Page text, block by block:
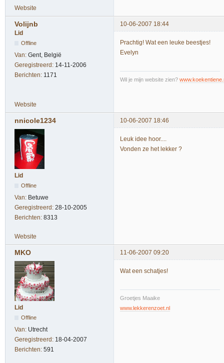
Website
Volijnb
10-06-2007 18:44
Lid
Offline
Van: Gent, België
Geregistreerd: 14-11-2006
Berichten: 1171
Prachtig! Wat een leuke beestjes!
Evelyn
Wil je mijn website zien?
Website
nnicole1234 10-06-2007 18:46
Lid
Offline
Van: Betuwe
Geregistreerd: 28-10-2005
Berichten: 8313
Leuk idee hoor....
Vonden ze het lekker ?
Website
MKO 11-06-2007 09:20
Lid
Offline
Van: Utrecht
Geregistreerd: 18-04-2007
Berichten: 591
Wat een schatjes!
Groetjes Maaike
www.lekkerenzoet.nl